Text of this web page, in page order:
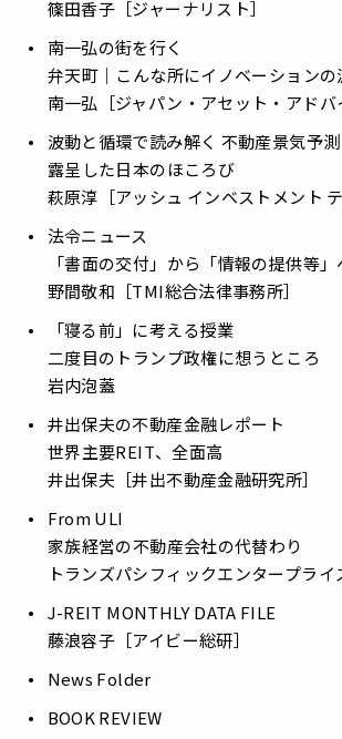
篠田香子［ジャーナリスト］
南一弘の街を行く
――弁天町｜こんな所にイノベーション
南一弘［ジャパン・アセット・アドバ
波動と循環で読み解く 不動産景気予測
――露呈した日本のほころび
萩原淳［アッシュ インベストメント テ
法令ニュース
――「書面の交付」から「情報の提供等
野間敬和［TMI総合法律事務所］
「寝る前」に考える授業
――二度目のトランプ政権に想うところ
岩内泡蓋
井出保夫の不動産金融レポート
――世界主要REIT、全面高
井出保夫［井出不動産金融研究所］
From ULI
――家族経営の不動産会社の代替わり
トランズパシフィックエンタープライ
J-REIT MONTHLY DATA FILE
藤浪容子［アイビー総研］
News Folder
BOOK REVIEW